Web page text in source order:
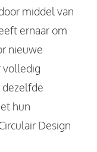
middel van
ernaar om
nieuwe
volledig
dezelfde
hun
Design